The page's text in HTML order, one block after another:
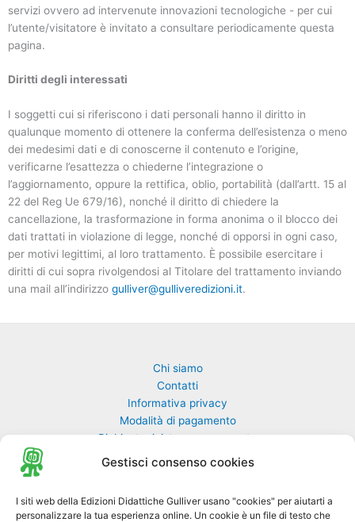
Gestisci consenso cookies
I siti web della Edizioni Didattiche Gulliver usano "cookies" per aiutarti a
personalizzare la tua esperienza online. Un cookie è un file di testo che
servizi ovvero ad intervenute innovazioni tecnologiche - per cui
l’utente/visitatore è invitato a consultare periodicamente questa
pagina.
Diritti degli interessati
I soggetti cui si riferiscono i dati personali hanno il diritto in
qualunque momento di ottenere la conferma dell’esistenza o meno
dei medesimi dati e di conoscerne il contenuto e l’origine,
verificarne l’esattezza o chiederne l’integrazione o
l’aggiornamento, oppure la rettifica, oblio, portabilità (dall’artt. 15 al
22 del Reg Ue 679/16), nonché il diritto di chiedere la
cancellazione, la trasformazione in forma anonima o il blocco dei
dati trattati in violazione di legge, nonché di opporsi in ogni caso,
per motivi legittimi, al loro trattamento. È possibile esercitare i
diritti di cui sopra rivolgendosi al Titolare del trattamento inviando
una mail all’indirizzo gulliver@gulliveredizioni.it.
Chi siamo
Contatti
Informativa privacy
Modalità di pagamento
Richiesta rivista non pervenuta
Richiedi una classe di GulliverEdu